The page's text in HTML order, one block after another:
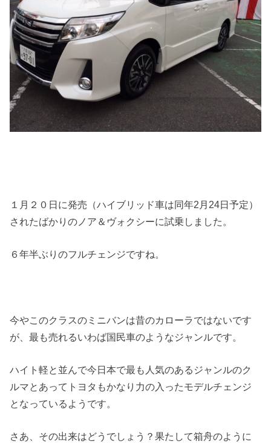
１月２０日に発売（ハイブリッド車は同年2月24日予定）
されたばかりのノア＆ヴォクシーに試乗しました。
６年半ぶりのフルチェンジですね。
今やこのクラスのミニバンは昔のカローラではないです
が、最も売れるいわば国民車のようなジャンルです。
ハイト軽と並んで今日本で最も人気のあるジャンルのク
ルマとあってトヨタもかなり力の入ったモデルチェンジ
となっているようです。
さあ、その出来はどうでしょう？果たして箱舟のように